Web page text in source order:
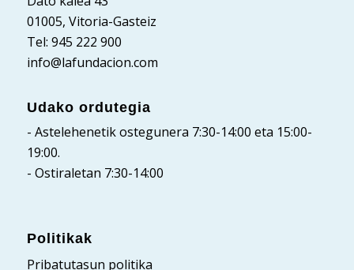
01005, Vitoria-Gasteiz
Tel: 945 222 900
info@lafundacion.com
Udako ordutegia
- Astelehenetik ostegunera 7:30-14:00 eta 15:00-
19:00.
- Ostiraletan 7:30-14:00
Politikak
Pribatutasun politika